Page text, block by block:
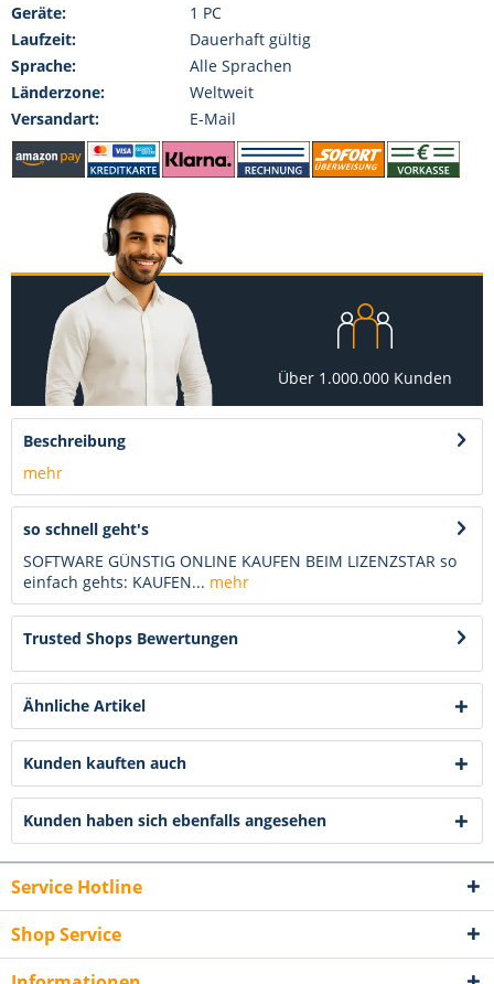
Geräte:
1 PC
Laufzeit:
Dauerhaft gültig
Sprache:
Alle Sprachen
Länderzone:
Weltweit
Versandart:
E-Mail
Über 1.000.000 Kunden
Beschreibung
mehr
so schnell geht's
SOFTWARE GÜNSTIG ONLINE KAUFEN BEIM LIZENZSTAR so
einfach gehts: KAUFEN... mehr
Trusted Shops Bewertungen
Ähnliche Artikel
Kunden kauften auch
Kunden haben sich ebenfalls angesehen
Service Hotline
Shop Service